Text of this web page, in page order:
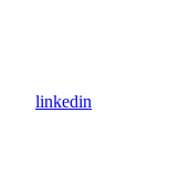
linkedin